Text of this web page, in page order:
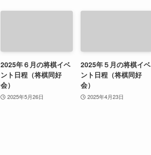
2025年６月の将棋イベ
ント日程（将棋同好
会）
2025年5月26日
2025年５月の将棋イベ
ント日程（将棋同好
会）
2025年4月23日